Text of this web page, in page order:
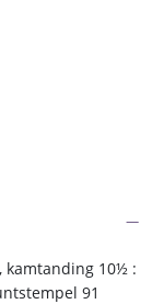
kamtanding 10½ :
91